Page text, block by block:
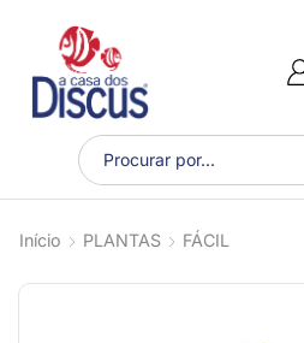
Início PLANTAS FÁCIL